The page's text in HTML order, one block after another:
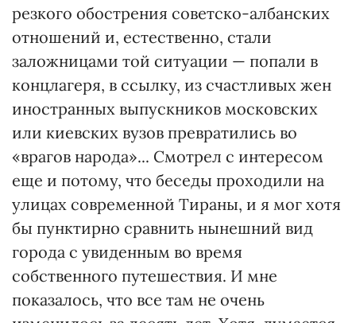
резкого обострения советско-албанских
отношений и, естественно, стали
заложницами той ситуации — попали в
концлагеря, в ссылку, из счастливых жен
иностранных выпускников московских
или киевских вузов превратились во
«врагов народа»... Смотрел с интересом
еще и потому, что беседы проходили на
улицах современной Тираны, и я мог хотя
бы пунктирно сравнить нынешний вид
города с увиденным во время
собственного путешествия. И мне
показалось, что все там не очень